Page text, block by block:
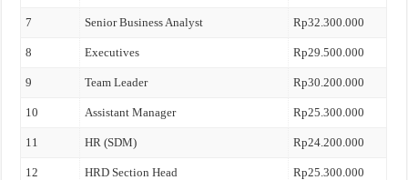
7 Senior Business Analyst Rp32.300.000
8 Executives Rp29.500.000
9 Team Leader Rp30.200.000
10 Assistant Manager Rp25.300.000
11 HR (SDM) Rp24.200.000
12 HRD Section Head Rp25.300.000